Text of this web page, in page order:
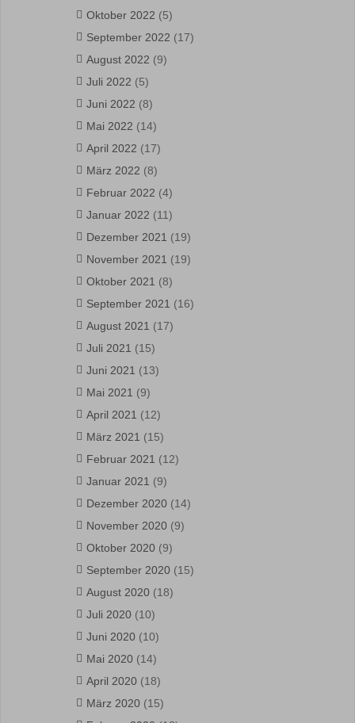
Oktober 2022 (5)
September 2022 (17)
August 2022 (9)
Juli 2022 (5)
Juni 2022 (8)
Mai 2022 (14)
April 2022 (17)
März 2022 (8)
Februar 2022 (4)
Januar 2022 (11)
Dezember 2021 (19)
November 2021 (19)
Oktober 2021 (8)
September 2021 (16)
August 2021 (17)
Juli 2021 (15)
Juni 2021 (13)
Mai 2021 (9)
April 2021 (12)
März 2021 (15)
Februar 2021 (12)
Januar 2021 (9)
Dezember 2020 (14)
November 2020 (9)
Oktober 2020 (9)
September 2020 (15)
August 2020 (18)
Juli 2020 (10)
Juni 2020 (10)
Mai 2020 (14)
April 2020 (18)
März 2020 (15)